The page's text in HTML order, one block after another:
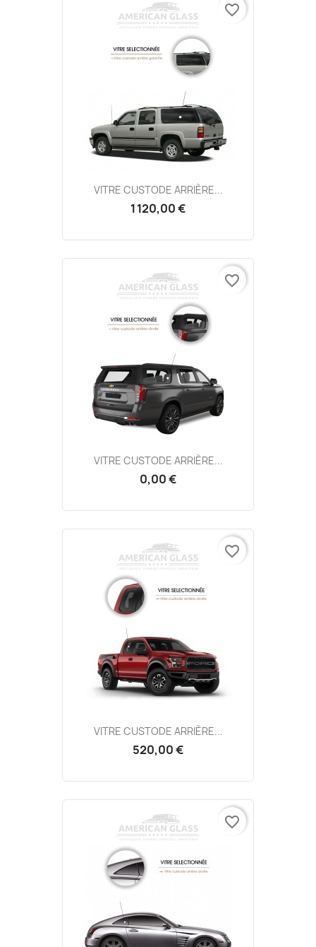
VITRE CUSTODE ARRIÈRE...
1 120,00 €
favorite_border
VITRE CUSTODE ARRIÈRE...
0,00 €
favorite_border
VITRE CUSTODE ARRIÈRE...
520,00 €
favorite_border
favorite_border